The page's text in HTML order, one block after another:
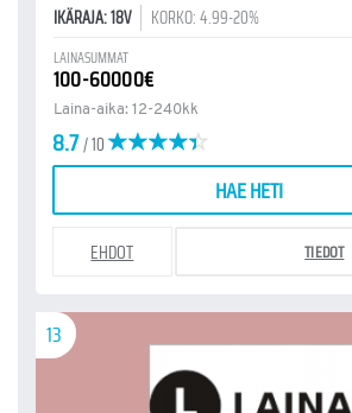
IKÄRAJA: 18V KORKO: 4.99-20%
LAINASUMMAT
100-60000€
Laina-aika: 12-240kk
8.7/ 10
HAE HETI
EHDOT TIEDOT
13